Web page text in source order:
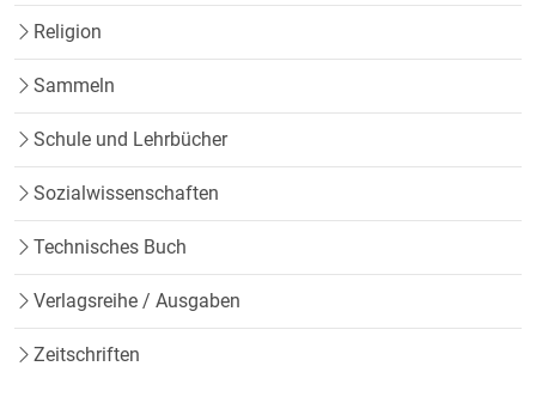
Religion
Sammeln
Schule und Lehrbücher
Sozialwissenschaften
Technisches Buch
Verlagsreihe / Ausgaben
Zeitschriften